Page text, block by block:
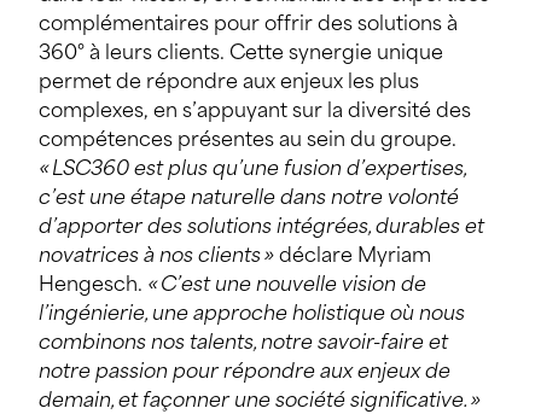
complémentaires pour offrir des solutions à
360° à leurs clients. Cette synergie unique
permet de répondre aux enjeux les plus
complexes, en s’appuyant sur la diversité des
compétences présentes au sein du groupe.
«LSC360 est plus qu’une fusion d’expertises,
c’est une étape naturelle dans notre volonté
d’apporter des solutions intégrées, durables et
novatrices à nos clients» déclare Myriam
Hengesch. «C’est une nouvelle vision de
l’ingénierie, une approche holistique où nous
combinons nos talents, notre savoir-faire et
notre passion pour répondre aux enjeux de
demain, et façonner une société significative. »